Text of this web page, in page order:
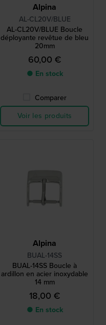
Alpina
AL-CL20V/BLUE
AL-CL20V/BLUE Boucle
déployante revêtue de bleu
20mm
60,00 €
● En stock
Comparer
Voir les produits
Alpina
BUAL-14SS
BUAL-14SS Boucle à
ardillon en acier inoxydable
14 mm
18,00 €
● En stock